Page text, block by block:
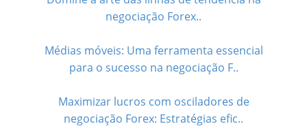
negociação Forex..
Médias móveis: Uma ferramenta essencial
para o sucesso na negociação F..
Maximizar lucros com osciladores de
negociação Forex: Estratégias efic..